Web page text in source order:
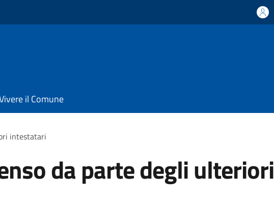
il Comune
intestatari
da parte degli ulteriori